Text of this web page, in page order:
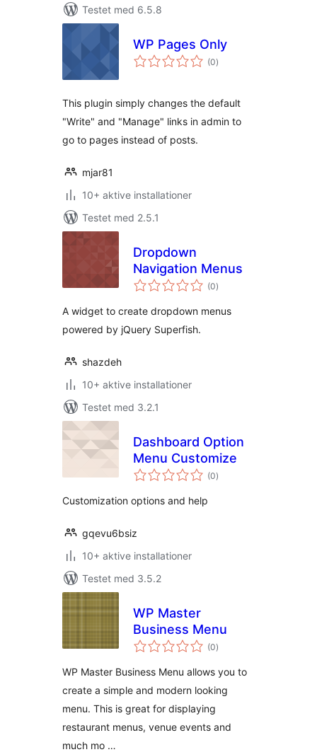
Testet med 6.5.8
WP Pages Only
(0totale
bedømmelser
)
This plugin simply changes the default
"Write" and "Manage" links in admin to
go to pages instead of posts.
mjar81
10+ aktive installationer
Testet med 2.5.1
Dropdown
Navigation Menus
(0totale
bedømmelser
)
A widget to create dropdown menus
powered by jQuery Superfish.
shazdeh
10+ aktive installationer
Testet med 3.2.1
Dashboard Option
Menu Customize
(0totale
bedømmelser
)
Customization options and help
gqevu6bsiz
10+ aktive installationer
Testet med 3.5.2
WP Master
Business Menu
(0totale
bedømmelser
)
WP Master Business Menu allows you to
create a simple and modern looking
menu. This is great for displaying
restaurant menus, venue events and
much mo …